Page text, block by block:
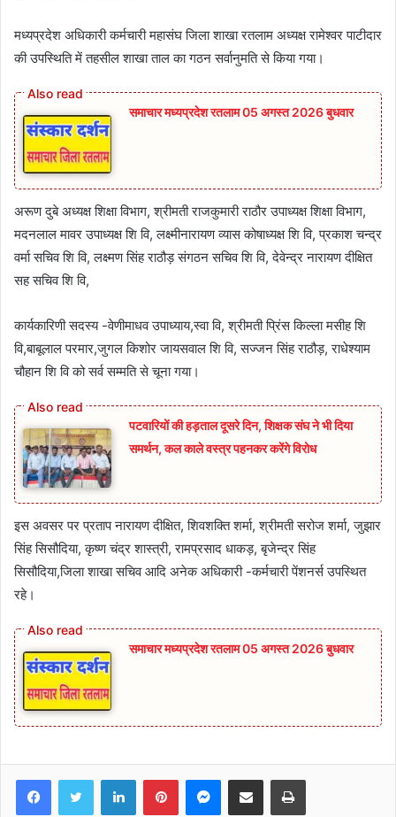
मध्यप्रदेश अधिकारी कर्मचारी महासंघ जिला शाखा रतलाम अध्यक्ष रामेश्वर पाटीदार
की उपस्थिति में तहसील शाखा ताल का गठन सर्वानुमति से किया गया।
समाचार मध्यप्रदेश रतलाम 05 अगस्त 2026 बुधवार
अरूण दुबे अध्यक्ष शिक्षा विभाग, श्रीमती राजकुमारी राठौर उपाध्यक्ष शिक्षा विभाग,
मदनलाल मावर उपाध्यक्ष शि वि, लक्ष्मीनारायण व्यास कोषाध्यक्ष शि वि, प्रकाश चन्द्र
वर्मा सचिव शि वि, लक्ष्मण सिंह राठौड़ संगठन सचिव शि वि, देवेन्द्र नारायण दीक्षित
सह सचिव शि वि,
कार्यकारिणी सदस्य -वेणीमाधव उपाध्याय,स्वा वि, श्रीमती प्रिंस किल्ला मसीह शि
वि,बाबूलाल परमार,जुगल किशोर जायसवाल शि वि, सज्जन सिंह राठौड़, राधेश्याम
चौहान शि वि को सर्व सम्मति से चूना गया।
पटवारियों की हड़ताल दूसरे दिन, शिक्षक संघ ने भी दिया
समर्थन, कल काले वस्त्र पहनकर करेंगे विरोध
इस अवसर पर प्रताप नारायण दीक्षित, शिवशक्ति शर्मा, श्रीमती सरोज शर्मा, जुझार
सिंह सिसौदिया, कृष्ण चंद्र शास्त्री, रामप्रसाद धाकड़, बृजेन्द्र सिंह
सिसौदिया,जिला शाखा सचिव आदि अनेक अधिकारी -कर्मचारी पेंशनर्स उपस्थित
रहे।
समाचार मध्यप्रदेश रतलाम 05 अगस्त 2026 बुधवार
FacebookTwitter LinkedInPinterestMessenger
Share via Email Print